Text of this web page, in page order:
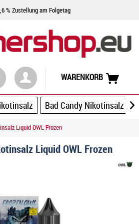
% Zustellung am Folgetag
WARENKORB
Bad Candy Nikotinsalz
Liquid OWL Frozen
Liquid OWL Frozen